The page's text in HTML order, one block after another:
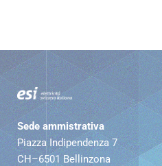
Sede ammistrativa
Piazza Indipendenza 7
CH–6501 Bellinzona